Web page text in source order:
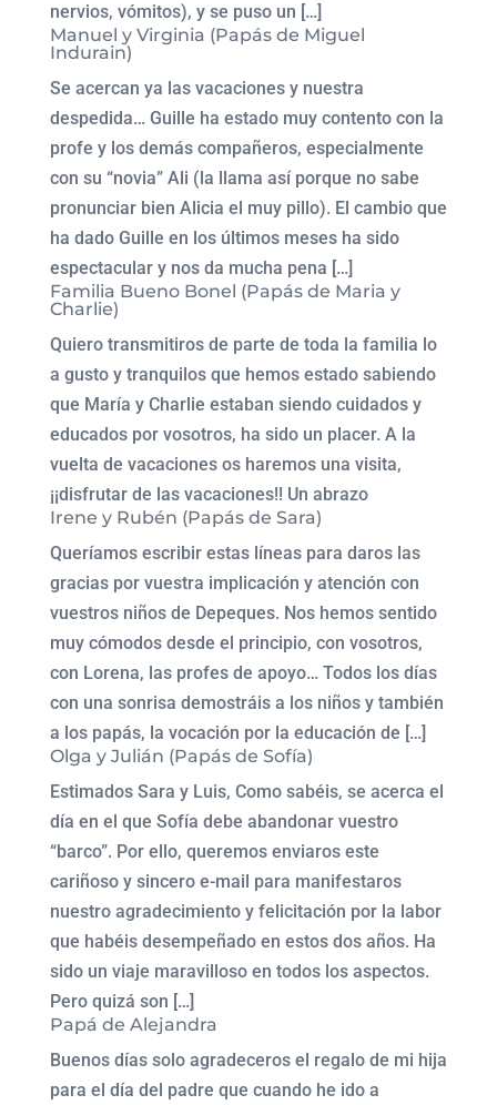
nervios, vómitos), y se puso un […]
Manuel y Virginia (Papás de Miguel
Indurain)
Se acercan ya las vacaciones y nuestra
despedida… Guille ha estado muy contento con la
profe y los demás compañeros, especialmente
con su “novia” Ali (la llama así porque no sabe
pronunciar bien Alicia el muy pillo). El cambio que
ha dado Guille en los últimos meses ha sido
espectacular y nos da mucha pena […]
Familia Bueno Bonel (Papás de Maria y
Charlie)
Quiero transmitiros de parte de toda la familia lo
a gusto y tranquilos que hemos estado sabiendo
que María y Charlie estaban siendo cuidados y
educados por vosotros, ha sido un placer. A la
vuelta de vacaciones os haremos una visita,
¡¡disfrutar de las vacaciones!! Un abrazo
Irene y Rubén (Papás de Sara)
Queríamos escribir estas líneas para daros las
gracias por vuestra implicación y atención con
vuestros niños de Depeques. Nos hemos sentido
muy cómodos desde el principio, con vosotros,
con Lorena, las profes de apoyo… Todos los días
con una sonrisa demostráis a los niños y también
a los papás, la vocación por la educación de […]
Olga y Julián (Papás de Sofía)
Estimados Sara y Luis, Como sabéis, se acerca el
día en el que Sofía debe abandonar vuestro
“barco”. Por ello, queremos enviaros este
cariñoso y sincero e-mail para manifestaros
nuestro agradecimiento y felicitación por la labor
que habéis desempeñado en estos dos años. Ha
sido un viaje maravilloso en todos los aspectos.
Pero quizá son […]
Papá de Alejandra
Buenos días solo agradeceros el regalo de mi hija
para el día del padre que cuando he ido a